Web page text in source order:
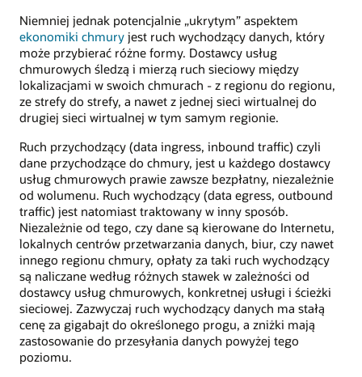
Niemniej jednak potencjalnie „ukrytym” aspektem
ekonomiki chmury jest ruch wychodzący danych, który
może przybierać różne formy. Dostawcy usług
chmurowych śledzą i mierzą ruch sieciowy między
lokalizacjami w swoich chmurach - z regionu do regionu,
ze strefy do strefy, a nawet z jednej sieci wirtualnej do
drugiej sieci wirtualnej w tym samym regionie.
Ruch przychodzący (data ingress, inbound traffic) czyli
dane przychodzące do chmury, jest u każdego dostawcy
usług chmurowych prawie zawsze bezpłatny, niezależnie
od wolumenu. Ruch wychodzący (data egress, outbound
traffic) jest natomiast traktowany w inny sposób.
Niezależnie od tego, czy dane są kierowane do Internetu,
lokalnych centrów przetwarzania danych, biur, czy nawet
innego regionu chmury, opłaty za taki ruch wychodzący
są naliczane według różnych stawek w zależności od
dostawcy usług chmurowych, konkretnej usługi i ścieżki
sieciowej. Zazwyczaj ruch wychodzący danych ma stałą
cenę za gigabajt do określonego progu, a zniżki mają
zastosowanie do przesyłania danych powyżej tego
poziomu.